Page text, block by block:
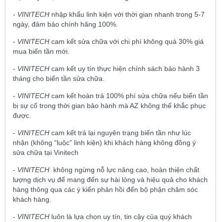
- VINITECH nhập khẩu linh kiện với thời gian nhanh trong 5-7
ngày, đảm bảo chính hãng 100%.
- VINITECH cam kết sửa chữa với chi phí không quá 30% giá
mua biến tần mới.
- VINITECH cam kết uy tín thực hiện chính sách bảo hành 3
tháng cho biến tần sửa chữa.
- VINITECH cam kết hoàn trả 100% phí sửa chữa nếu biến tần
bị sự cố trong thời gian bảo hành mà AZ không thể khắc phục
được.
- VINITECH cam kết trả lại nguyên trạng biến tần như lúc
nhận (không “luộc” linh kiện) khi khách hàng không đồng ý
sửa chữa tại Vinitech
- VINITECH không ngừng nỗ lực nâng cao, hoàn thiện chất
lượng dịch vụ để mang đến sự hài lòng và hiệu quả cho khách
hàng thông qua các ý kiến phản hồi đến bộ phận chăm sóc
khách hàng.
- VINITECH luôn là lựa chọn uy tín, tin cậy của quý khách